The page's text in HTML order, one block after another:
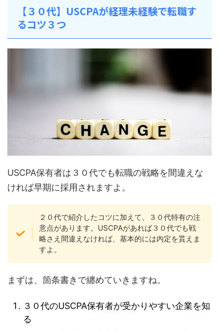
【３０代】USCPAが経理未経験で転職す
るコツ３つ
USCPA保有者は３０代でも転職の戦略を間違えな
ければ早期に採用されますよ。
２０代で紹介したコツに加えて、３０代特有の注
意点があります。USCPAがあれば３０代でも戦
略さえ間違えなければ、基本的には内定を貰えま
すよ。
まずは、箇条書きで纏めていきますね。
３０代のUSCPA保有者が受かりやすい企業を知
る